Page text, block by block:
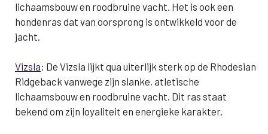
lichaamsbouw en roodbruine vacht. Het is ook een
hondenras dat van oorsprong is ontwikkeld voor de
jacht.
Vizsla: De Vizsla lijkt qua uiterlijk sterk op de Rhodesian
Ridgeback vanwege zijn slanke, atletische
lichaamsbouw en roodbruine vacht. Dit ras staat
bekend om zijn loyaliteit en energieke karakter.